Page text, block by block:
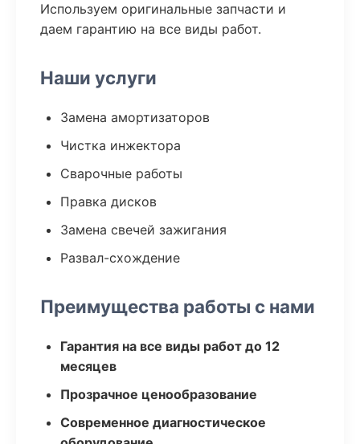
Используем оригинальные запчасти и
даем гарантию на все виды работ.
Наши услуги
Замена амортизаторов
Чистка инжектора
Сварочные работы
Правка дисков
Замена свечей зажигания
Развал-схождение
Преимущества работы с нами
Гарантия на все виды работ до 12
месяцев
Прозрачное ценообразование
Современное диагностическое